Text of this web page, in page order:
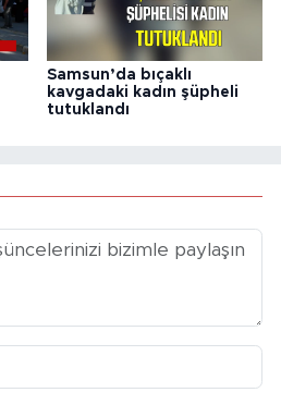
Samsun’da bıçaklı
kavgadaki kadın şüpheli
tutuklandı